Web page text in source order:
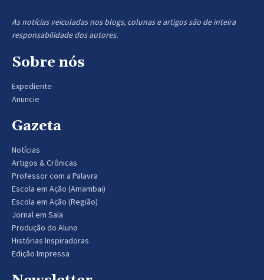
As notícias veiculadas nos blogs, colunas e artigos são de inteira
responsabilidade dos autores.
Sobre nós
Expediente
Anuncie
Gazeta
Notícias
Artigos & Crônicas
Professor com a Palavra
Escola em Ação (Amambai)
Escola em Ação (Região)
Jornal em Sala
Produção do Aluno
Histórias Inspiradoras
Edição Impressa